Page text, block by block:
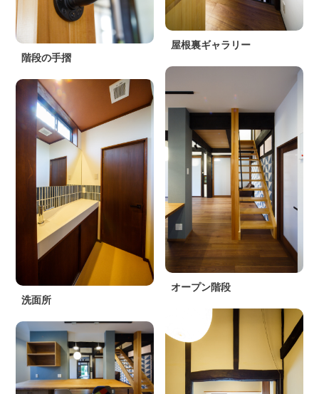
屋根裏ギャラリー
階段の手摺
オープン階段
洗面所